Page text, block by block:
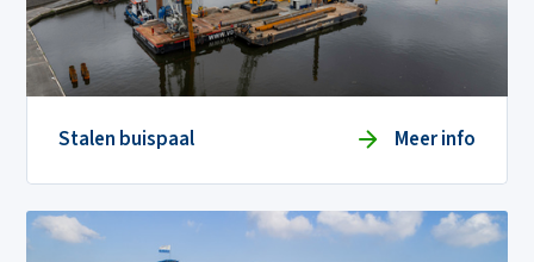
Stalen buispaal Meer info